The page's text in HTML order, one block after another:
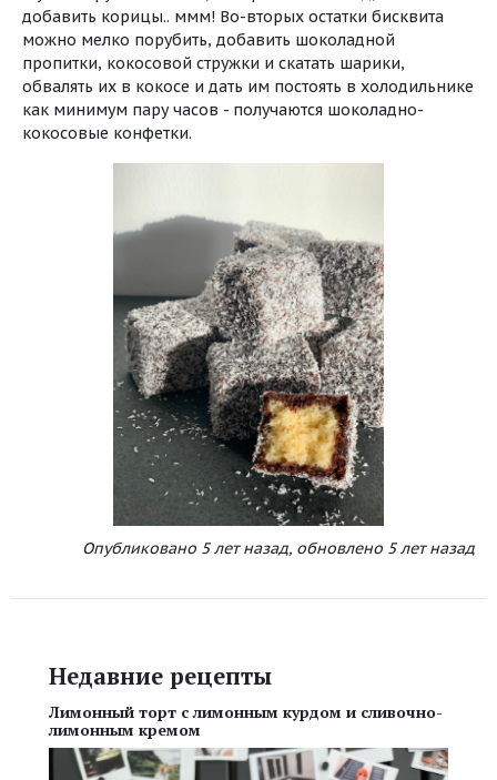
добавить корицы.. ммм! Во-вторых остатки бисквита
можно мелко порубить, добавить шоколадной
пропитки, кокосовой стружки и скатать шарики,
обвалять их в кокосе и дать им постоять в холодильнике
как минимум пару часов - получаются шоколадно-
кокосовые конфетки.
Опубликовано 5 лет назад, обновлено 5 лет назад
Недавние рецепты
Лимонный торт с лимонным курдом и сливочно-
лимонным кремом